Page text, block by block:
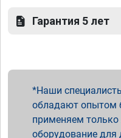
Гарантия 5 лет
Наши
обладают опытом
применяем только
оборудование для